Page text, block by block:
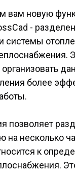
вам новую
-
системы
более
позволяет
на несколько
к